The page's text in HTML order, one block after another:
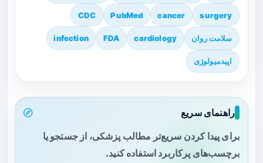
surgery
cancer
PubMed
CDC
سلامت روان cardiology
FDA
infection
اپیدمیولوژی
راهنمای سریع
برای پیدا کردن سریع‌تر مطالب پزشکی، از جستجو یا
برچسب‌های پرکاربرد استفاده کنید.